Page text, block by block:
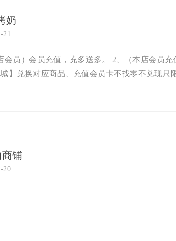
奶
21
会员）会员充值，充多送多。 2、（本店会员
】兑换对应商品、充值会员卡不找零不兑现只
铺
20